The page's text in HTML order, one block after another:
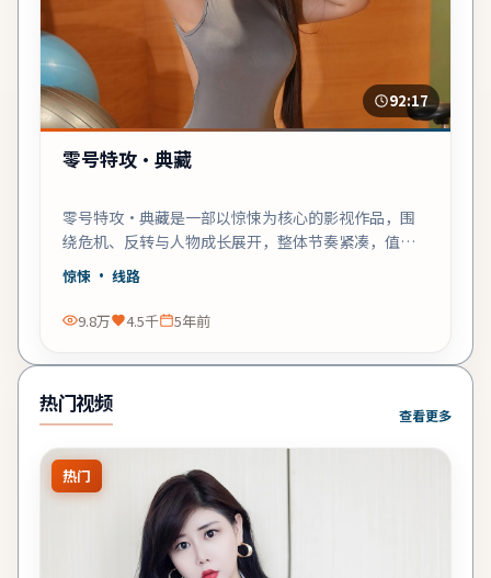
92:17
零号特攻·典藏
零号特攻·典藏是一部以惊悚为核心的影视作品，围
绕危机、反转与人物成长展开，整体节奏紧凑，值得
推荐观看。
惊悚 · 线路
9.8万 4.5千 5年前
热门视频 查看更多
热门